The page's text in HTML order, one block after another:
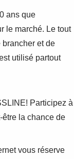
ans que
le marché. Le tout
brancher et de
utilisé partout
Participez à
être la chance de
vous réserve